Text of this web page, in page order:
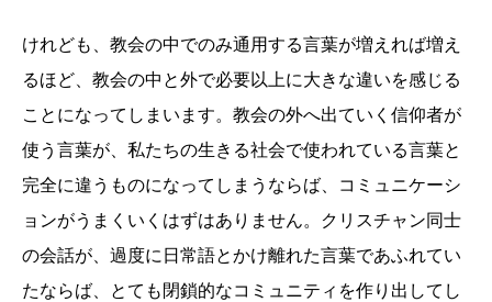
けれども、教会の中でのみ通用する言葉が増えれば増え
るほど、教会の中と外で必要以上に大きな違いを感じる
ことになってしまいます。教会の外へ出ていく信仰者が
使う言葉が、私たちの生きる社会で使われている言葉と
完全に違うものになってしまうならば、コミュニケーシ
ョンがうまくいくはずはありません。クリスチャン同士
の会話が、過度に日常語とかけ離れた言葉であふれてい
たならば、とても閉鎖的なコミュニティを作り出してし